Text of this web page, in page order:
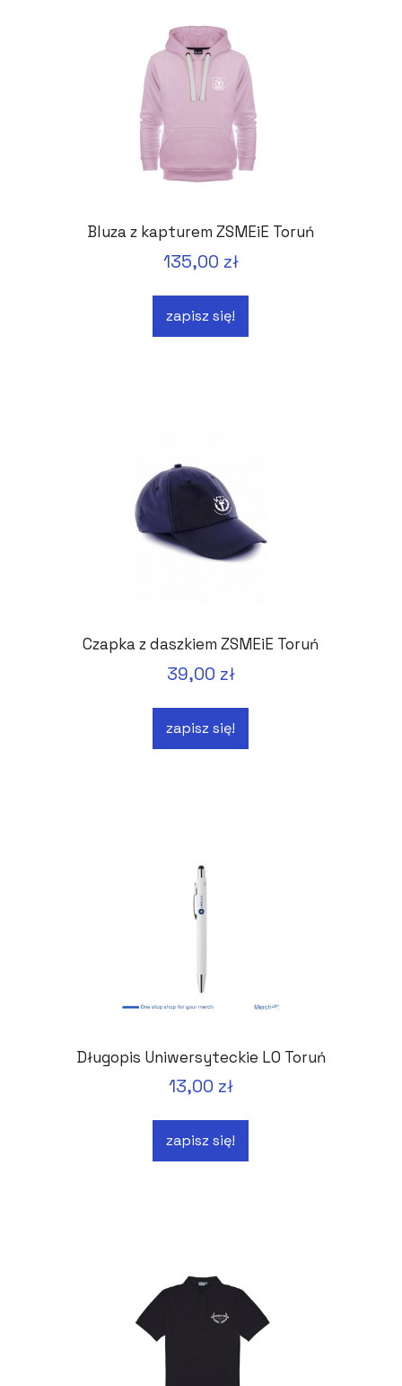
Bluza z kapturem ZSMEiE Toruń
135,00 zł
zapisz się!
Czapka z daszkiem ZSMEiE Toruń
39,00 zł
zapisz się!
Długopis Uniwersyteckie LO Toruń
13,00 zł
zapisz się!